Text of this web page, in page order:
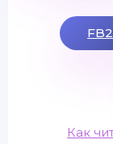
FB2
Как